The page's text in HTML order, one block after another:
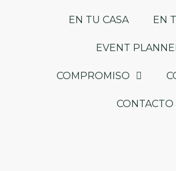
EN TU CASA EN
EVENT
COMPROMISO
CONTACTO